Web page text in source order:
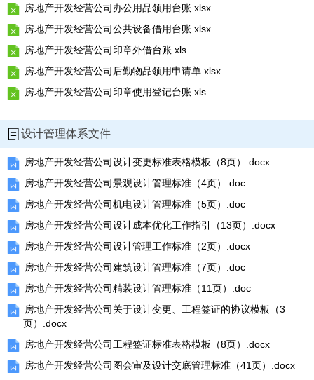
房地产开发经营公司办公用品领用台账.xlsx
房地产开发经营公司公共设备借用台账.xlsx
房地产开发经营公司印章外借台账.xls
房地产开发经营公司后勤物品领用申请单.xlsx
房地产开发经营公司印章使用登记台账.xls
设计管理体系文件
房地产开发经营公司设计变更标准表格模板（8页）.docx
房地产开发经营公司景观设计管理标准（4页）.doc
房地产开发经营公司机电设计管理标准（5页）.doc
房地产开发经营公司设计成本优化工作指引（13页）.docx
房地产开发经营公司设计管理工作标准（2页）.docx
房地产开发经营公司建筑设计管理标准（7页）.doc
房地产开发经营公司精装设计管理标准（11页）.doc
房地产开发经营公司关于设计变更、工程签证的协议模板（3
页）.docx
房地产开发经营公司工程签证标准表格模板（8页）.docx
房地产开发经营公司图会审及设计交底管理标准（41页）.docx